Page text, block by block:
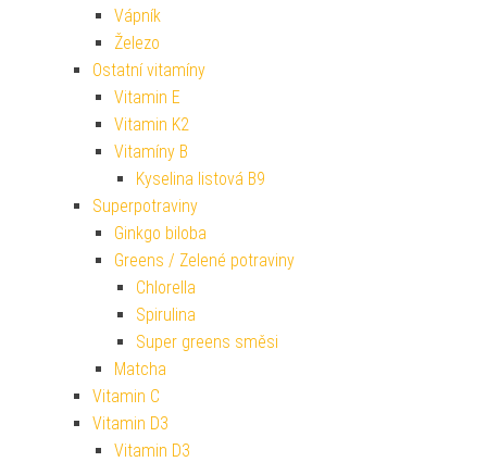
Vápník
Železo
Ostatní vitamíny
Vitamin E
Vitamin K2
Vitamíny B
Kyselina listová B9
Superpotraviny
Ginkgo biloba
Greens / Zelené potraviny
Chlorella
Spirulina
Super greens směsi
Matcha
Vitamin C
Vitamin D3
Vitamin D3